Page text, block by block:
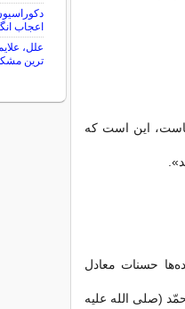
این است که
حسنات معادل
(صلی الله علیه
اعجاب
علل،
ترین